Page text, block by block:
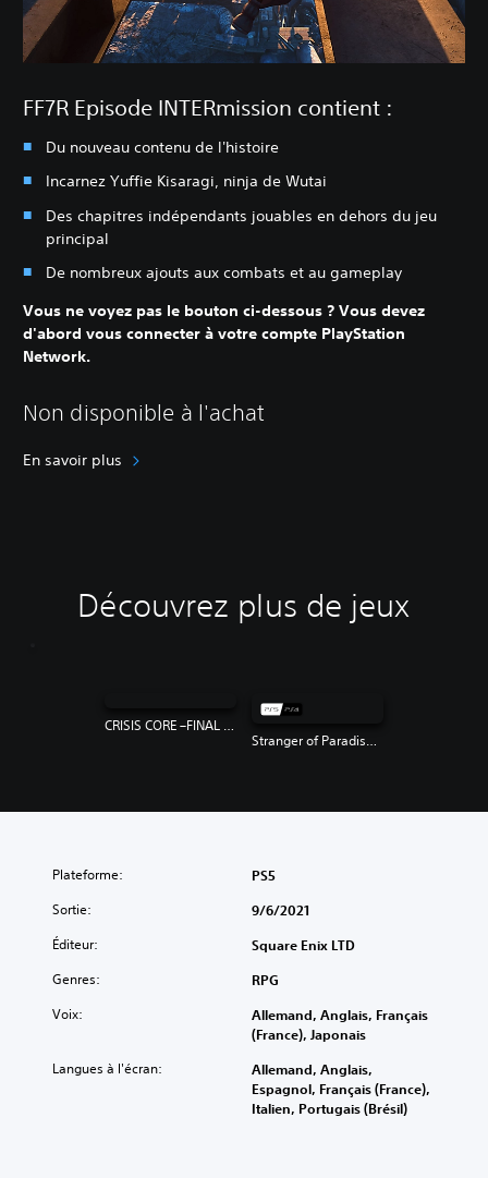
FF7R Episode INTERmission contient :
Du nouveau contenu de l'histoire
Incarnez Yuffie Kisaragi, ninja de Wutai
Des chapitres indépendants jouables en dehors du jeu
principal
De nombreux ajouts aux combats et au gameplay
Vous ne voyez pas le bouton ci-dessous ? Vous devez
d'abord vous connecter à votre compte PlayStation
Network.
Non disponible à l'achat
En savoir plus
Découvrez plus de jeux
CRISIS CORE –FINAL FANTASY VII– REUNION PS4 & PS5
Stranger of Paradise Final Fantasy Origin
Plateforme: PS5
Sortie: 9/6/2021
Éditeur: Square Enix LTD
Genres: RPG
Voix:
Allemand, Anglais, Français
(France), Japonais
Langues à l'écran:
Allemand, Anglais,
Espagnol, Français (France),
Italien, Portugais (Brésil)